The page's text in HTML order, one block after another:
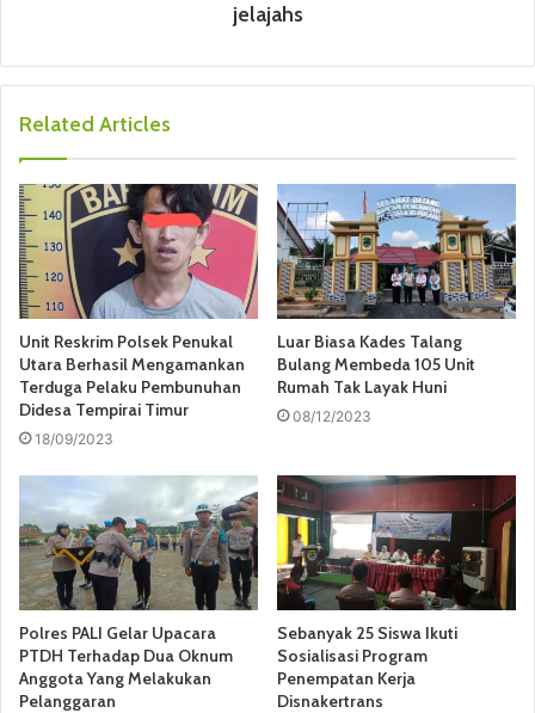
jelajahs
Related Articles
Unit Reskrim Polsek Penukal
Utara Berhasil Mengamankan
Terduga Pelaku Pembunuhan
Didesa Tempirai Timur
18/09/2023
Luar Biasa Kades Talang
Bulang Membeda 105 Unit
Rumah Tak Layak Huni
08/12/2023
Polres PALI Gelar Upacara
PTDH Terhadap Dua Oknum
Anggota Yang Melakukan
Pelanggaran
Sebanyak 25 Siswa Ikuti
Sosialisasi Program
Penempatan Kerja
Disnakertrans